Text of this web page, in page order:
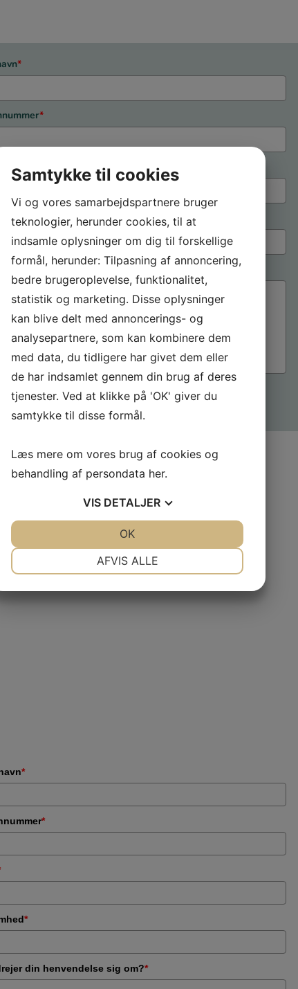
*
*
*
Send
*
*
*
din henvendelse sig om?*
Samtykke til cookies
Vi og vores samarbejdspartnere bruger
teknologier, herunder cookies, til at
indsamle oplysninger om dig til forskellige
formål, herunder: Tilpasning af annoncering,
bedre brugeroplevelse, funktionalitet,
statistik og marketing. Disse oplysninger
kan blive delt med annoncerings- og
analysepartnere, som kan kombinere dem
med data, du tidligere har givet dem eller
de har indsamlet gennem din brug af deres
tjenester. Ved at klikke på 'OK' giver du
samtykke til disse formål.
Læs mere om vores brug af cookies og
behandling af persondata her.
VIS DETALJER
AFVIS ALLE
OK